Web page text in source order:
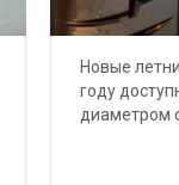
Новые
году
диаметром